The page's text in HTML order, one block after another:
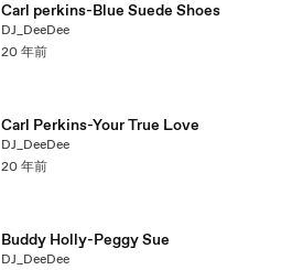
Carl perkins-Blue Suede Shoes
DJ_DeeDee
20 年前
Carl Perkins-Your True Love
DJ_DeeDee
20 年前
Buddy Holly-Peggy Sue
DJ_DeeDee